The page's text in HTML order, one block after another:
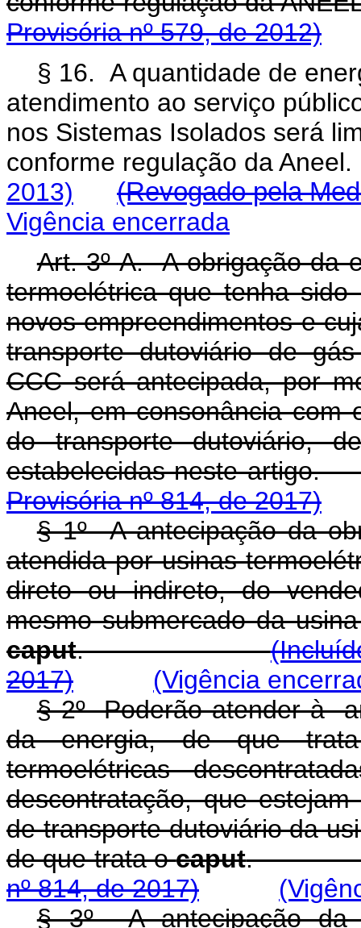
Provisória nº 579, de 2012)
§ 16. A quantidade de
atendimento ao serviço
nos Sistemas Isolados será
conforme regulação da
2013)
(Revogado pela
Vigência encerrada
Art. 3º-A. A obrigação da
termoelétrica que tenha
novos empreendimentos e
transporte dutoviário de
CCC será antecipada, por
Aneel, em consonância com
do transporte dutoviário,
estabelecidas
Provisória nº 814, de 2017)
§ 1º A antecipação da
atendida por usinas
direto ou indireto, do
mesmo submercado da
caput.
2017)
(Vigência
§ 2º Poderão atender à
da energia, de que
termoelétricas
descontratação, que
de transporte dutoviário da
de que trata ocaput
nº 814, de 2017)
§ 3º A antecipação da